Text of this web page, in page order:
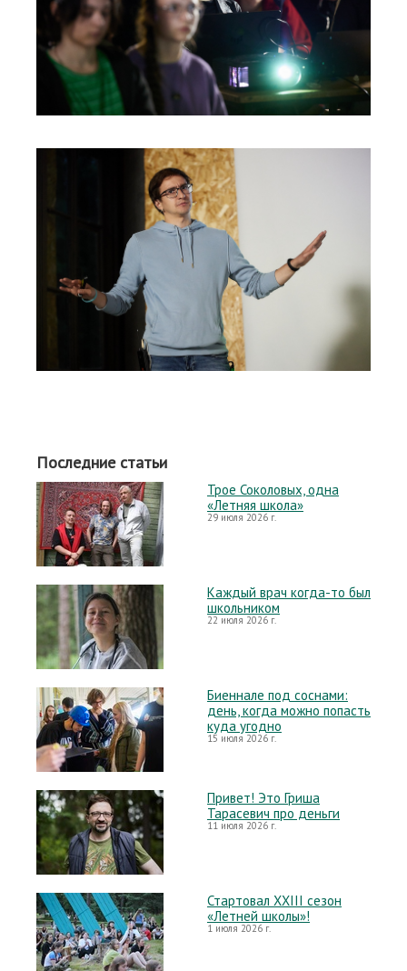
Последние статьи
Трое Соколовых, одна
«Летняя школа»
29 июля 2026 г.
Каждый врач когда-то был
школьником
22 июля 2026 г.
Биеннале под соснами:
день, когда можно попасть
куда угодно
15 июля 2026 г.
Привет! Это Гриша
Тарасевич про деньги
11 июля 2026 г.
Стартовал XXIII сезон
«Летней школы»!
1 июля 2026 г.